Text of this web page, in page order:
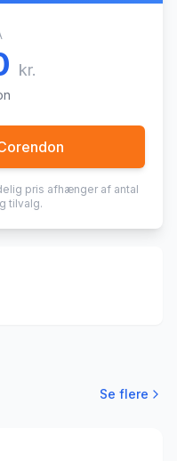
kr.
pris afhænger af antal
tilvalg.
Se flere